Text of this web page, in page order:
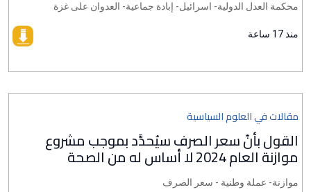
محكمة العدل الدولية- اسرائيل- إبادة جماعية- العدوان على غزة
منذ 17 ساعة
مقالات في العلوم السياسية
القول بأنّ سعر الصرف سيُحدَّد بموجب مشروع
موازنة العام 2024 لا أساس له من الصحة
موازنة- عملة وطنية - سعر الصرف